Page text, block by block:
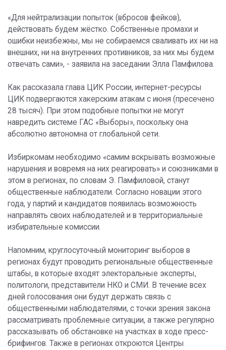
«Для нейтрализации попыток (вбросов фейков),
действовать будем жёстко. Собственные промахи и
ошибки неизбежны, мы не собираемся сваливать их ни на
внешних, ни на внутренних противников, за них мы будем
отвечать сами», - заявила на заседании Элла Памфилова.
Как рассказала глава ЦИК России, интернет-ресурсы
ЦИК подвергаются хакерским атакам с июня (пресечено
28 тысяч). При этом подобные попытки не могут
навредить системе ГАС «Выборы», поскольку она
абсолютно автономна от глобальной сети.
Избиркомам необходимо «самим вскрывать возможные
нарушения и вовремя на них реагировать» и союзниками в
этом в регионах, по словам Э. Памфиловой, станут
общественные наблюдатели. Согласно новации этого
года, у партий и кандидатов появилась возможность
направлять своих наблюдателей и в территориальные
избирательные комиссии.
Напомним, круглосуточный мониторинг выборов в
регионах будут проводить региональные общественные
штабы, в которые входят электоральные эксперты,
политологи, представители НКО и СМИ. В течение всех
дней голосования они будут держать связь с
общественными наблюдателями, с точки зрения закона
рассматривать проблемные ситуации, а также регулярно
рассказывать об обстановке на участках в ходе пресс-
брифингов. Также в регионах откроются Центры